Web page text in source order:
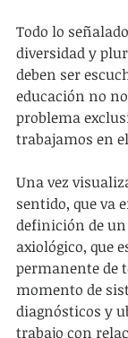
Todo lo
diversidad y
deben ser
educación no
problema
trabajamos en
Una vez
sentido, que va
definición de
axiológico, que
permanente de
momento de
diagnósticos y
trabajo con